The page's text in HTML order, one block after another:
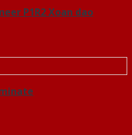
P1R2 Xoan dao